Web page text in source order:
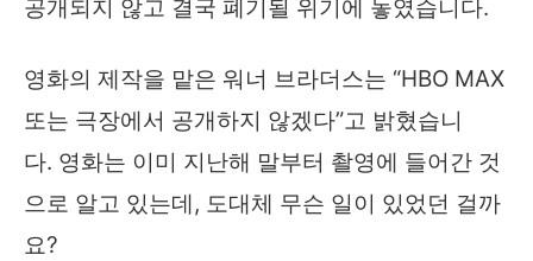
공개되지 않고 결국 폐기될 위기에 놓였습니다.
영화의 제작을 맡은 워너 브라더스는 “HBO MAX
또는 극장에서 공개하지 않겠다”고 밝혔습니
다. 영화는 이미 지난해 말부터 촬영에 들어간 것
으로 알고 있는데, 도대체 무슨 일이 있었던 걸까
요?